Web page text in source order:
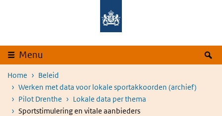
Overslaan en naar de inhoud gaan
Menu
Home
Beleid
Werken met data voor lokale sportakkoorden (archief)
Pilot Drenthe
Lokale data per thema
Sportstimulering en vitale aanbieders